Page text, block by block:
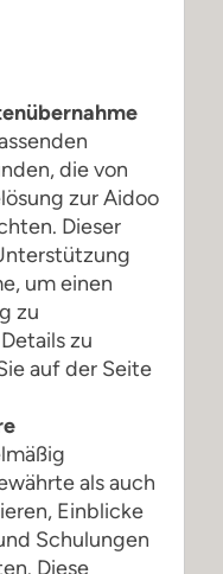
die von
zur Aidoo
Dieser
um einen
zu
zu
auf der Seite
als auch
Einblicke
Schulungen
Diese